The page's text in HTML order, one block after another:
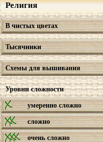
Религия
В чистых цветах
Тысячники
Схемы для вышивания
Уровни сложности
умеренно сложно
сложно
очень сложно